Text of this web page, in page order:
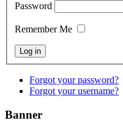
Password
Remember Me
Forgot your password?
Forgot your username?
Banner